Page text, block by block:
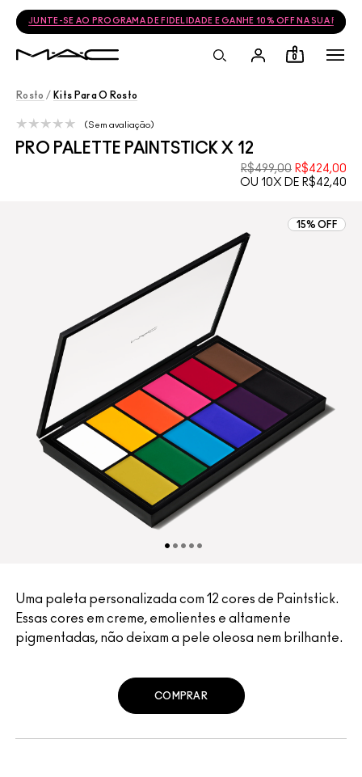
JUNTE-SE AO PROGRAMA DE FIDELIDADE E GANHE 10% OFF NA SUA
0
Rosto / Kits Para O Rosto
PRO PALETTE PAINTSTICK X 12
R$499,00 R$424,00
OU 10X DE R$42,40
Sem avaliação
15% OFF
Uma paleta personalizada com 12 cores de Paintstick.
Essas cores em creme, emolientes e altamente
pigmentadas, não deixam a pele oleosa nem brilhante.
COMPRAR